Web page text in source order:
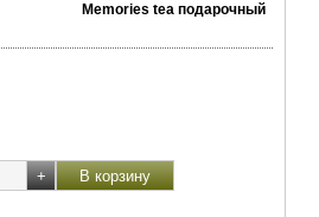
Memories tea подарочный